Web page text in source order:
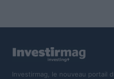
Investirmag, le nouveau portail